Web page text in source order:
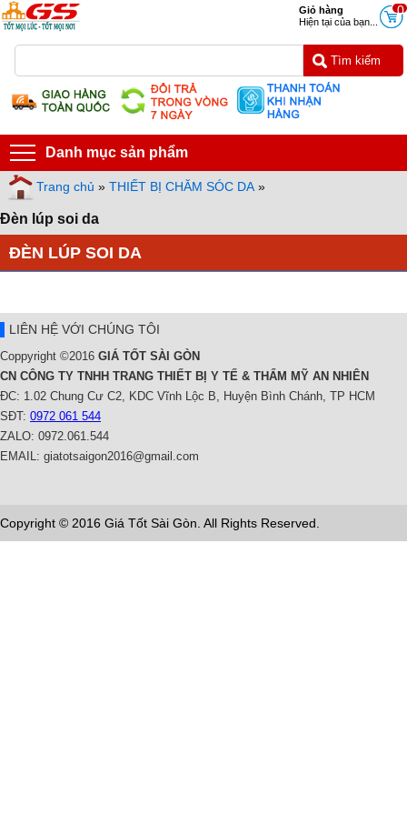
0
Giỏ hàng
Hiện tại của bạn...
Danh mục sản phẩm
Trang chủ » THIẾT BỊ CHĂM SÓC DA »
Đèn lúp soi da
ĐÈN LÚP SOI DA
LIÊN HỆ VỚI CHÚNG TÔI
Coppyright ©2016 GIÁ TỐT SÀI GÒN
CN CÔNG TY TNHH TRANG THIẾT BỊ Y TẾ & THẨM MỸ AN NHIÊN
ĐC: 1.02 Chung Cư C2, KDC Vĩnh Lộc B, Huyện Bình Chánh, TP HCM
SĐT: 0972 061 544
ZALO: 0972.061.544
EMAIL: giatotsaigon2016@gmail.com
Copyright © 2016 Giá Tốt Sài Gòn. All Rights Reserved.